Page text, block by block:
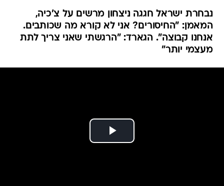
נבחרת ישראל חגגה ניצחון מרשים על צ'כיה,
המאמן: "החיסורים? אני לא קורא מה שכותבים.
אנחנו קבוצה". הגארד: "הרגשתי שאני צריך לתת
מעצמי יותר"